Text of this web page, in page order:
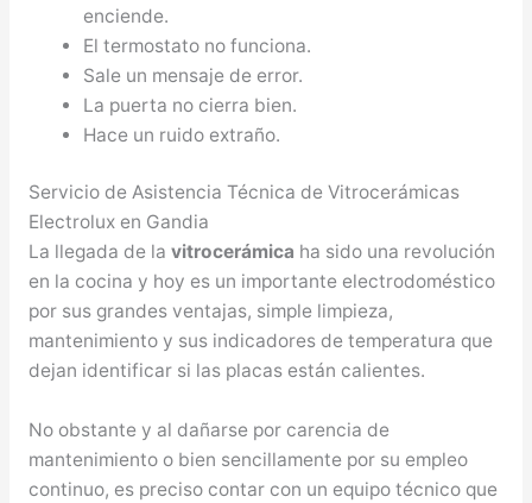
enciende.
El termostato no funciona.
Sale un mensaje de error.
La puerta no cierra bien.
Hace un ruido extraño.
Servicio de Asistencia Técnica de Vitrocerámicas
Electrolux en Gandia
La llegada de la vitrocerámica ha sido una revolución
en la cocina y hoy es un importante electrodoméstico
por sus grandes ventajas, simple limpieza,
mantenimiento y sus indicadores de temperatura que
dejan identificar si las placas están calientes.
No obstante y al dañarse por carencia de
mantenimiento o bien sencillamente por su empleo
continuo, es preciso contar con un equipo técnico que